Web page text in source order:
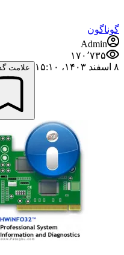
گوناگون
Admin
۱۷۰٬۷۳۵
۸ اسفند ۱۴۰۳،‏ ۱۵:۱۰
علامت